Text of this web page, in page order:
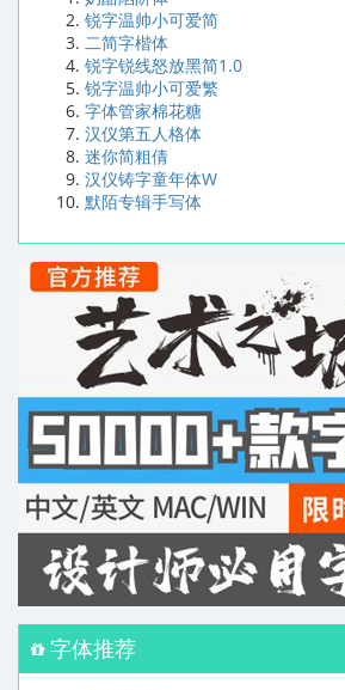
锐字温帅小可爱简
二简字楷体
锐字锐线怒放黑简1.0
锐字温帅小可爱繁
字体管家棉花糖
汉仪第五人格体
迷你简粗倩
汉仪铸字童年体W
默陌专辑手写体
字体推荐